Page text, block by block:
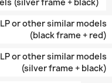
or other similar models
(black frame + red)
or other similar models
(silver frame + black)